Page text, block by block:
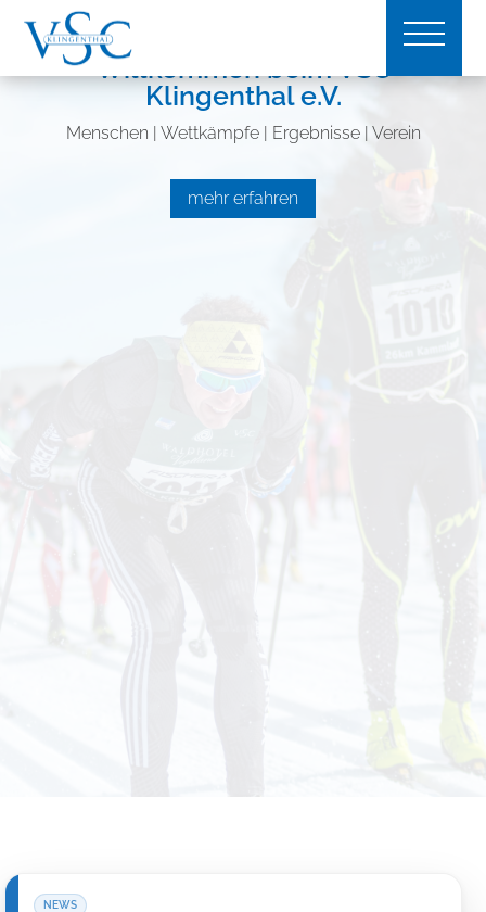
Willkommen beim VSC
Klingenthal e.V.
Menschen | Wettkämpfe | Ergebnisse | Verein
mehr erfahren